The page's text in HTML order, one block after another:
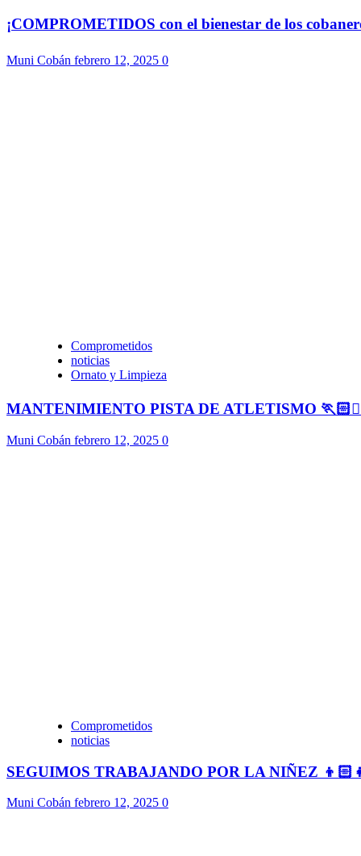
¡COMPROMETIDOS con el bienestar de los
Muni Cobán febrero 12, 2025 0
Comprometidos
noticias
Ornato y Limpieza
MANTENIMIENTO PISTA DE ATLETISMO
Muni Cobán febrero 12, 2025 0
Comprometidos
noticias
SEGUIMOS TRABAJANDO POR LA NIÑEZ
Muni Cobán febrero 12, 2025 0